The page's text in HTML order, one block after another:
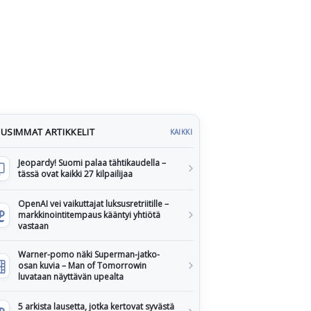
ARTIKKELIT KAIKKI
Jeopardy! Suomi palaa tähtikaudella –
tässä ovat kaikki 27 kilpailijaa
OpenAI vei vaikuttajat luksusretriitille –
markkinointitempaus kääntyi yhtiötä
vastaan
Warner-pomo näki Superman-jatko-
osan kuvia – Man of Tomorrowin
luvataan näyttävän upealta
5 arkista lausetta, jotka kertovat syvästä